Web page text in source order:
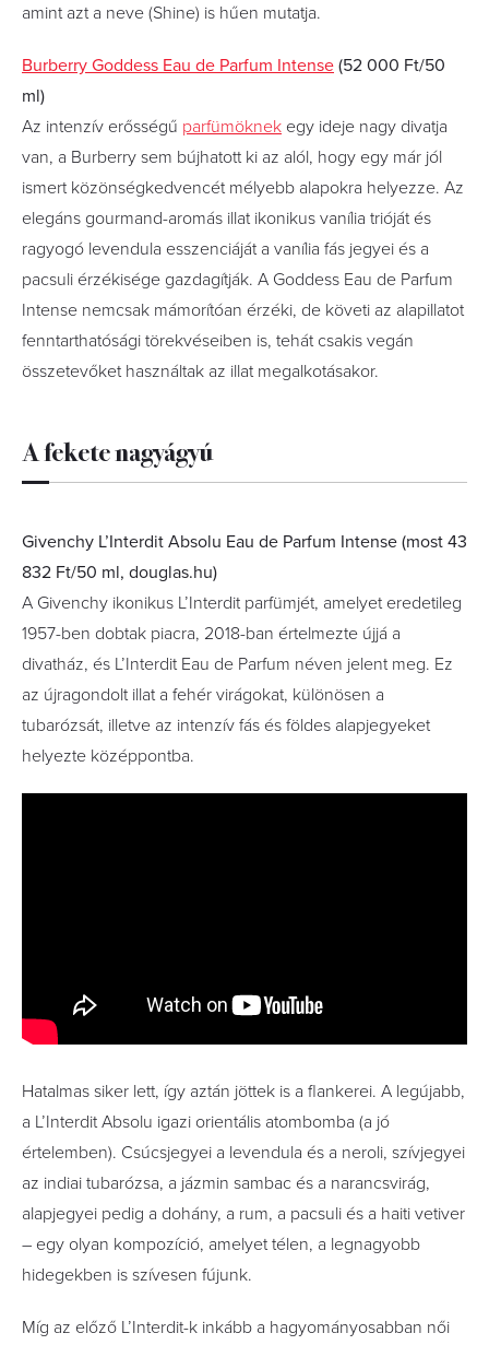
amint azt a neve (Shine) is hűen mutatja.
Burberry Goddess Eau de Parfum Intense (52 000 Ft/50
ml)
Az intenzív erősségű parfümöknek egy ideje nagy divatja
van, a Burberry sem bújhatott ki az alól, hogy egy már jól
ismert közönségkedvencét mélyebb alapokra helyezze. Az
elegáns gourmand-aromás illat ikonikus vanília trióját és
ragyogó levendula esszenciáját a vanília fás jegyei és a
pacsuli érzékisége gazdagítják. A Goddess Eau de Parfum
Intense nemcsak mámorítóan érzéki, de követi az alapillatot
fenntarthatósági törekvéseiben is, tehát csakis vegán
összetevőket használtak az illat megalkotásakor.
A fekete nagyágyú
Givenchy L’Interdit Absolu Eau de Parfum Intense (most 43
832 Ft/50 ml, douglas.hu)
A Givenchy ikonikus L’Interdit parfümjét, amelyet eredetileg
1957-ben dobtak piacra, 2018-ban értelmezte újjá a
divatház, és L’Interdit Eau de Parfum néven jelent meg. Ez
az újragondolt illat a fehér virágokat, különösen a
tubarózsát, illetve az intenzív fás és földes alapjegyeket
helyezte középpontba.
Hatalmas siker lett, így aztán jöttek is a flankerei. A legújabb,
a L’Interdit Absolu igazi orientális atombomba (a jó
értelemben). Csúcsjegyei a levendula és a neroli, szívjegyei
az indiai tubarózsa, a jázmin sambac és a narancsvirág,
alapjegyei pedig a dohány, a rum, a pacsuli és a haiti vetiver
– egy olyan kompozíció, amelyet télen, a legnagyobb
hidegekben is szívesen fújunk.
Míg az előző L’Interdit-k inkább a hagyományosabban női